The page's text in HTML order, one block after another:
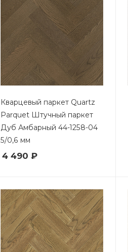
Кварцевый паркет Quartz
Parquet Штучный паркет
Дуб Амбарный 44-1258-04
5/0,6 мм
4 490 ₽